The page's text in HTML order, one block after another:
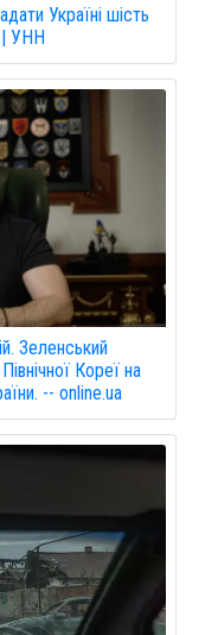
Україні шість
| УНН
Зеленський
Кореї на
-- online.ua